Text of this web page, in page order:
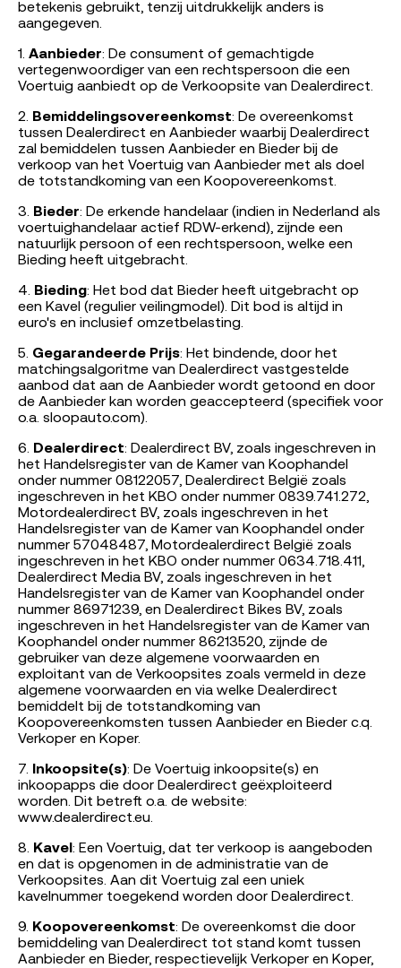
betekenis gebruikt, tenzij uitdrukkelijk anders is
aangegeven.
1. Aanbieder: De consument of gemachtigde
vertegenwoordiger van een rechtspersoon die een
Voertuig aanbiedt op de Verkoopsite van Dealerdirect.
2. Bemiddelingsovereenkomst: De overeenkomst
tussen Dealerdirect en Aanbieder waarbij Dealerdirect
zal bemiddelen tussen Aanbieder en Bieder bij de
verkoop van het Voertuig van Aanbieder met als doel
de totstandkoming van een Koopovereenkomst.
3. Bieder: De erkende handelaar (indien in Nederland als
voertuighandelaar actief RDW-erkend), zijnde een
natuurlijk persoon of een rechtspersoon, welke een
Bieding heeft uitgebracht.
4. Bieding: Het bod dat Bieder heeft uitgebracht op
een Kavel (regulier veilingmodel). Dit bod is altijd in
euro's en inclusief omzetbelasting.
5. Gegarandeerde Prijs: Het bindende, door het
matchingsalgoritme van Dealerdirect vastgestelde
aanbod dat aan de Aanbieder wordt getoond en door
de Aanbieder kan worden geaccepteerd (specifiek voor
o.a. sloopauto.com).
6. Dealerdirect: Dealerdirect BV, zoals ingeschreven in
het Handelsregister van de Kamer van Koophandel
onder nummer 08122057, Dealerdirect België zoals
ingeschreven in het KBO onder nummer 0839.741.272,
Motordealerdirect BV, zoals ingeschreven in het
Handelsregister van de Kamer van Koophandel onder
nummer 57048487, Motordealerdirect België zoals
ingeschreven in het KBO onder nummer 0634.718.411,
Dealerdirect Media BV, zoals ingeschreven in het
Handelsregister van de Kamer van Koophandel onder
nummer 86971239, en Dealerdirect Bikes BV, zoals
ingeschreven in het Handelsregister van de Kamer van
Koophandel onder nummer 86213520, zijnde de
gebruiker van deze algemene voorwaarden en
exploitant van de Verkoopsites zoals vermeld in deze
algemene voorwaarden en via welke Dealerdirect
bemiddelt bij de totstandkoming van
Koopovereenkomsten tussen Aanbieder en Bieder c.q.
Verkoper en Koper.
7. Inkoopsite(s): De Voertuig inkoopsite(s) en
inkoopapps die door Dealerdirect geëxploiteerd
worden. Dit betreft o.a. de website:
www.dealerdirect.eu.
8. Kavel : Een Voertuig, dat ter verkoop is aangeboden
en dat is opgenomen in de administratie van de
Verkoopsites. Aan dit Voertuig zal een uniek
kavelnummer toegekend worden door Dealerdirect.
9. Koopovereenkomst: De overeenkomst die door
bemiddeling van Dealerdirect tot stand komt tussen
Aanbieder en Bieder, respectievelijk Verkoper en Koper,